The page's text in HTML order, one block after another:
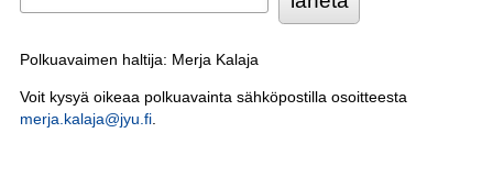
Polkuavaimen haltija: Merja Kalaja
Voit kysyä oikeaa polkuavainta sähköpostilla osoitteesta
merja.kalaja@jyu.fi.